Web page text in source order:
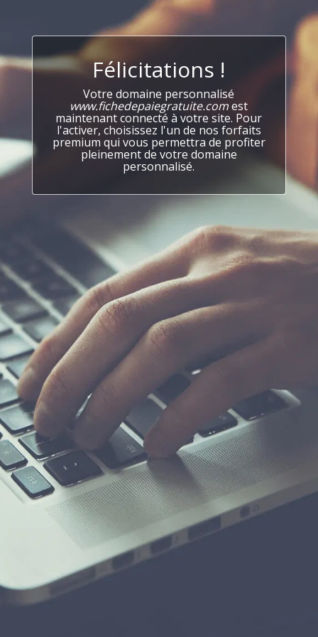
Félicitations !
Votre domaine personnalisé
www.fichedepaiegratuite.comest
maintenant connecté à votre site. Pour
l'activer, choisissez l'un de nos forfaits
premium qui vous permettra de profiter
pleinement de votre domaine
personnalisé.